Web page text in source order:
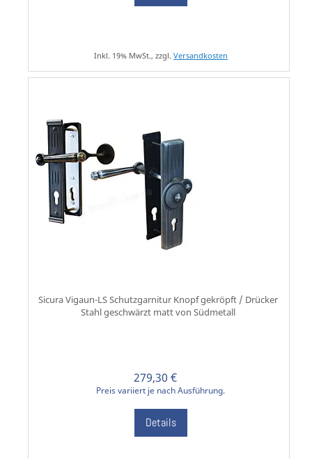
Inkl. 19% MwSt., zzgl. Versandkosten
Sicura Vigaun-LS Schutzgarnitur Knopf gekröpft / Drücker
Stahl geschwärzt matt von Südmetall
279,30 €
Preis variiert je nach Ausführung.
Details